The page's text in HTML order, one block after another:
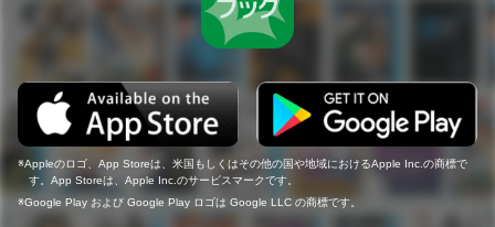
Appleのロゴ、App Storeは、米国もしくはその他の国や地域におけるApple Inc.の商標で
す。App Storeは、Apple Inc.のサービスマークです。
Google Play および Google Play ロゴは Google LLC の商標です。